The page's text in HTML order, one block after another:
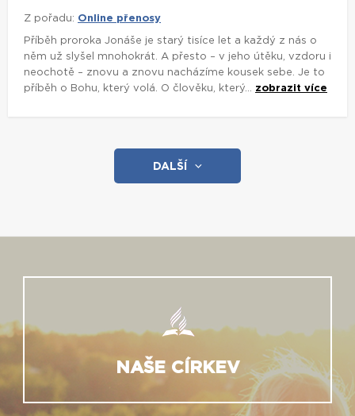
Z pořadu: Online přenosy
Příběh proroka Jonáše je starý tisíce let a každý z nás o
něm už slyšel mnohokrát. A přesto – v jeho útěku, vzdoru i
neochotě – znovu a znovu nacházíme kousek sebe. Je to
příběh o Bohu, který volá. O člověku, který... zobrazit více
DALŠÍ
NAŠE CÍRKEV